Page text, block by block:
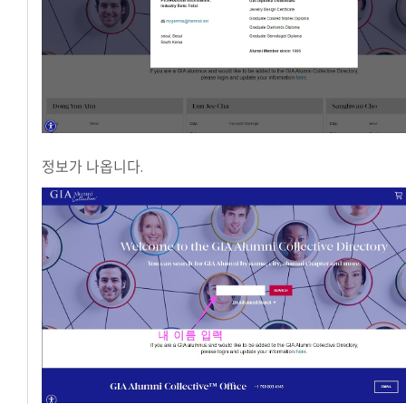
정보가 나옵니다.